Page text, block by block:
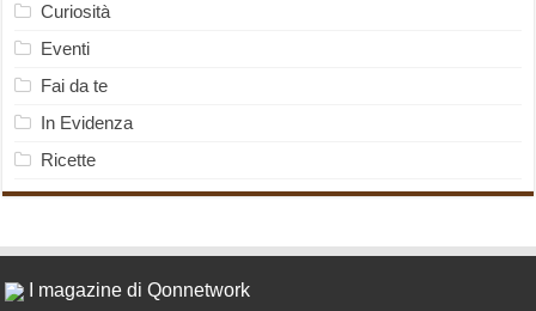
Curiosità
Eventi
Fai da te
In Evidenza
Ricette
I magazine di Qonnetwork